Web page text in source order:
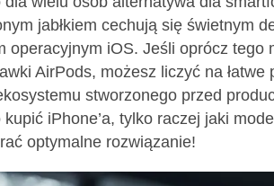
jabłkiem cechują się świetnym
operacyjnym iOS. Jeśli oprócz
AirPods, możesz liczyć na
stworzonego przed
kupić iPhone’a, tylko raczej jaki
optymalne rozwiązanie!